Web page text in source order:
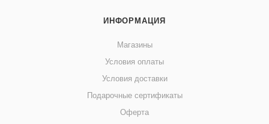
ИНФОРМАЦИЯ
Магазины
Условия оплаты
Условия доставки
Подарочные сертификаты
Оферта